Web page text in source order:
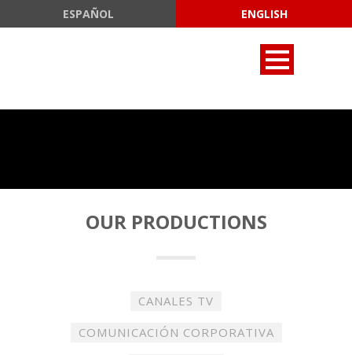
ESPAÑOL ENGLISH
OUR PRODUCTIONS
CANALES TV
COMUNICACIÓN CORPORATIVA